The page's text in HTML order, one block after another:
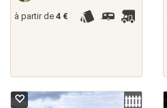
à partir de 4 €